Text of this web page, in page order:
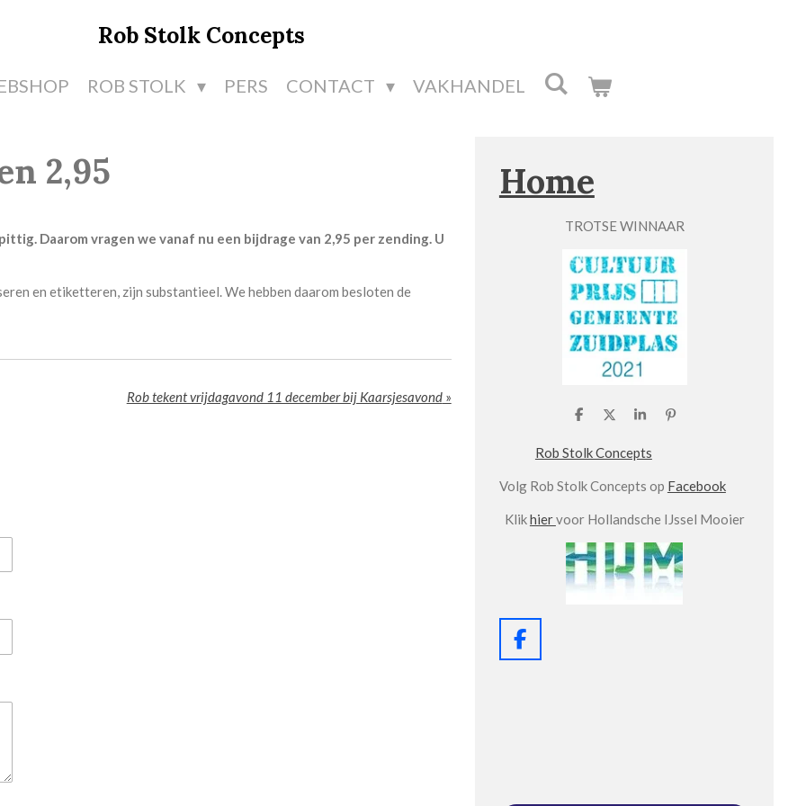
Rob Stolk Concepts
ROB STOLK PERS CONTACT VAKHANDEL
2,95
Daarom vragen we vanaf nu een bijdrage van 2,95 per zending. U
en etiketteren, zijn substantieel. We hebben daarom besloten de
Rob tekent vrijdagavond 11 december bij Kaarsjesavond»
Home
TROTSE WINNAAR
D
e
D
l
S
a
r
P
n
Rob Stolk Concepts
Volg Rob Stolk Concepts op Facebook
Klikhiervoor Hollandsche IJssel Mooier
F